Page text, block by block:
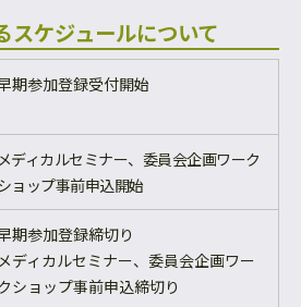
スケジュールについて
期参加登録受付開始
ディカルセミナー、委員会企画ワーク
ョップ事前申込開始
期参加登録締切り
ディカルセミナー、委員会企画ワー
ショップ事前申込締切り